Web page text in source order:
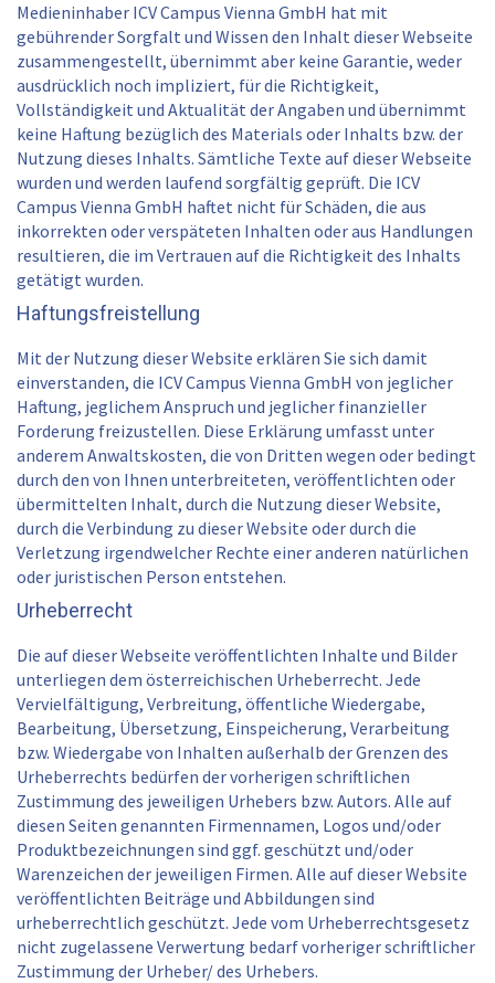
Medieninhaber ICV Campus Vienna GmbH hat mit
gebührender Sorgfalt und Wissen den Inhalt dieser Webseite
zusammengestellt, übernimmt aber keine Garantie, weder
ausdrücklich noch impliziert, für die Richtigkeit,
Vollständigkeit und Aktualität der Angaben und übernimmt
keine Haftung bezüglich des Materials oder Inhalts bzw. der
Nutzung dieses Inhalts. Sämtliche Texte auf dieser Webseite
wurden und werden laufend sorgfältig geprüft. Die ICV
Campus Vienna GmbH haftet nicht für Schäden, die aus
inkorrekten oder verspäteten Inhalten oder aus Handlungen
resultieren, die im Vertrauen auf die Richtigkeit des Inhalts
getätigt wurden.
Haftungsfreistellung
Mit der Nutzung dieser Website erklären Sie sich damit
einverstanden, die ICV Campus Vienna GmbH von jeglicher
Haftung, jeglichem Anspruch und jeglicher finanzieller
Forderung freizustellen. Diese Erklärung umfasst unter
anderem Anwaltskosten, die von Dritten wegen oder bedingt
durch den von Ihnen unterbreiteten, veröffentlichten oder
übermittelten Inhalt, durch die Nutzung dieser Website,
durch die Verbindung zu dieser Website oder durch die
Verletzung irgendwelcher Rechte einer anderen natürlichen
oder juristischen Person entstehen.
Urheberrecht
Die auf dieser Webseite veröffentlichten Inhalte und Bilder
unterliegen dem österreichischen Urheberrecht. Jede
Vervielfältigung, Verbreitung, öffentliche Wiedergabe,
Bearbeitung, Übersetzung, Einspeicherung, Verarbeitung
bzw. Wiedergabe von Inhalten außerhalb der Grenzen des
Urheberrechts bedürfen der vorherigen schriftlichen
Zustimmung des jeweiligen Urhebers bzw. Autors. Alle auf
diesen Seiten genannten Firmennamen, Logos und/oder
Produktbezeichnungen sind ggf. geschützt und/oder
Warenzeichen der jeweiligen Firmen. Alle auf dieser Website
veröffentlichten Beiträge und Abbildungen sind
urheberrechtlich geschützt. Jede vom Urheberrechtsgesetz
nicht zugelassene Verwertung bedarf vorheriger schriftlicher
Zustimmung der Urheber/ des Urhebers.